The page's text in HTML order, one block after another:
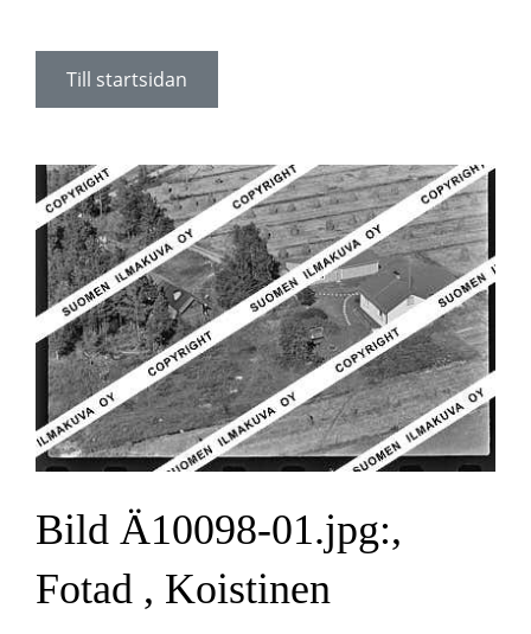
Till startsidan
Bild Ä10098-01.jpg:,
Fotad , Koistinen